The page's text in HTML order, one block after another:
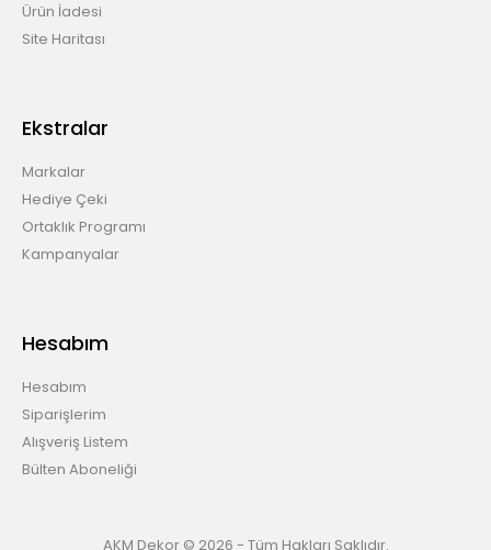
Ürün İadesi
Site Haritası
Ekstralar
Markalar
Hediye Çeki
Ortaklık Programı
Kampanyalar
Hesabım
Hesabım
Siparişlerim
Alışveriş Listem
Bülten Aboneliği
AKM Dekor © 2026 - Tüm Hakları Saklıdır.